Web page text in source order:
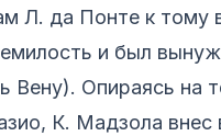
Л. да Понте к тому
и был
Вену). Опираясь на
К. Мадзола внес